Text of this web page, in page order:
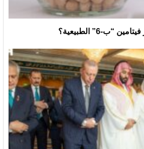
“ب-6” الطبيعية؟